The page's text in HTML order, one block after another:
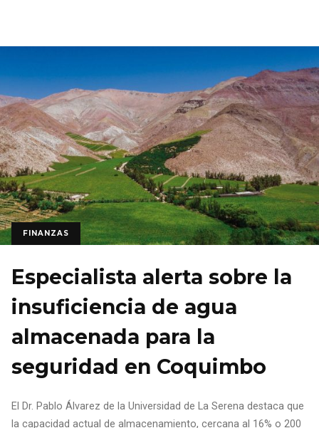
FINANZAS
Especialista alerta sobre la
insuficiencia de agua
almacenada para la
seguridad en Coquimbo
El Dr. Pablo Álvarez de la Universidad de La Serena destaca que
la capacidad actual de almacenamiento, cercana al 16% o 200